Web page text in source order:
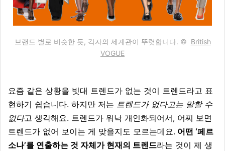
브랜드 별로 비슷한 듯, 각자의 세계관이 뚜렷합니다. © British
VOGUE
요즘 같은 상황을 빗대 트렌드가 없는 것이 트렌드라고 표
현하기 쉽습니다. 하지만 저는 트렌드가 없다고는 말할 수
없다고 생각해요. 트렌드가 워낙 개인화되어서, 어찌 보면
트렌드가 없어 보이는 게 맞을지도 모르는데요. 어떤 ‘페르
소나’를 연출하는 것 자체가 현재의 트렌드라는 것이 제 생